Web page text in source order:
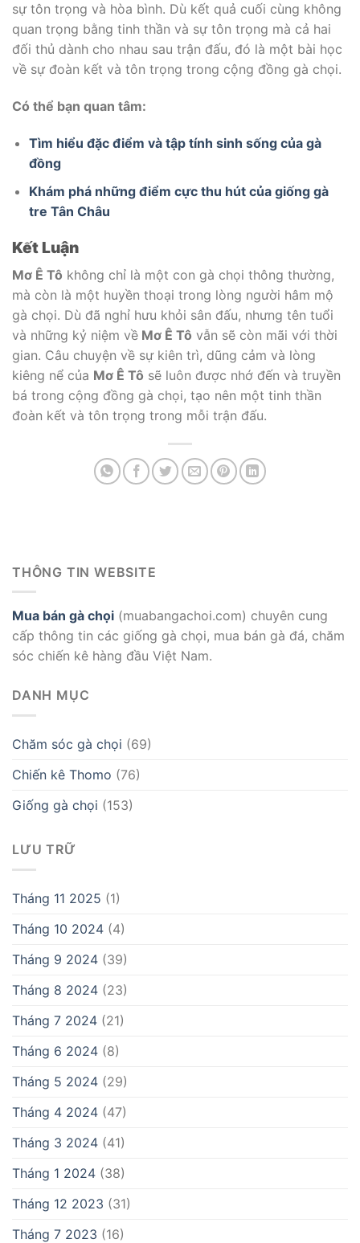
THÔNG TIN WEBSITE
Mua bán gà chọi (muabangachoi.com) chuyên cung
cấp thông tin các giống gà chọi, mua bán gà đá, chăm
sóc chiến kê hàng đầu Việt Nam.
DANH MỤC
Chăm sóc gà chọi (69)
Chiến kê Thomo (76)
Giống gà chọi (153)
LƯU TRỮ
Tháng 11 2025 (1)
Tháng 10 2024 (4)
Tháng 9 2024 (39)
Tháng 8 2024 (23)
Tháng 7 2024 (21)
Tháng 6 2024 (8)
Tháng 5 2024 (29)
Tháng 4 2024 (47)
Tháng 3 2024 (41)
Tháng 1 2024 (38)
Tháng 12 2023 (31)
Tháng 7 2023 (16)
sự tôn trọng và hòa bình. Dù kết quả cuối cùng không
quan trọng bằng tinh thần và sự tôn trọng mà cả hai
đối thủ dành cho nhau sau trận đấu, đó là một bài học
về sự đoàn kết và tôn trọng trong cộng đồng gà chọi.
Có thể bạn quan tâm:
Tìm hiểu đặc điểm và tập tính sinh sống của gà
đồng
Khám phá những điểm cực thu hút của giống gà
tre Tân Châu
Kết Luận
Mơ Ê Tô không chỉ là một con gà chọi thông thường,
mà còn là một huyền thoại trong lòng người hâm mộ
gà chọi. Dù đã nghỉ hưu khỏi sân đấu, nhưng tên tuổi
và những kỷ niệm về Mơ Ê Tô vẫn sẽ còn mãi với thời
gian. Câu chuyện về sự kiên trì, dũng cảm và lòng
kiêng nể của Mơ Ê Tô sẽ luôn được nhớ đến và truyền
bá trong cộng đồng gà chọi, tạo nên một tinh thần
đoàn kết và tôn trọng trong mỗi trận đấu.